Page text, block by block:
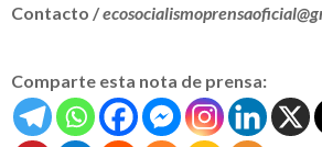
Contacto /
Comparte esta nota de prensa: